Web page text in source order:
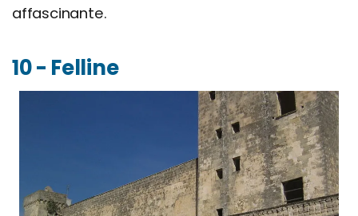
affascinante.
10 - Felline